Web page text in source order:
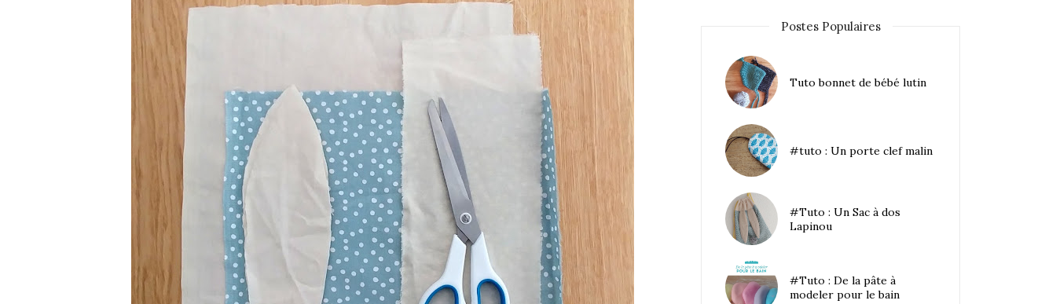
Postes Populaires
Tuto bonnet de bébé lutin
#tuto : Un porte clef malin
#Tuto : Un Sac à dos
Lapinou
#Tuto : De la pâte à
modeler pour le bain